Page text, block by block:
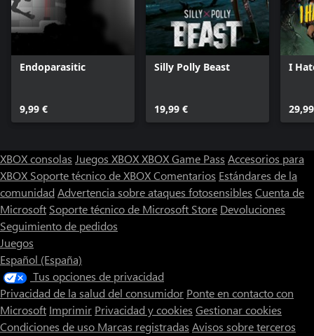
Endoparasitic
9,99 €
Silly Polly Beast
19,99 €
I
XBOX consolas Juegos XBOXXBOX Game Pass Accesorios para
XBOX Soporte técnico de XBOXComentarios Estándares de la
comunidad Advertencia sobre ataques fotosensibles Cuenta de
Microsoft Soporte técnico de Microsoft Store Devoluciones
Seguimiento de pedidos
Juegos
Español (España)
Tus opciones de privacidad
Privacidad de la salud del consumidor Ponte en contacto con
Microsoft Imprimir Privacidad y cookies Gestionar cookies
Condiciones de uso Marcas registradas Avisos sobre terceros